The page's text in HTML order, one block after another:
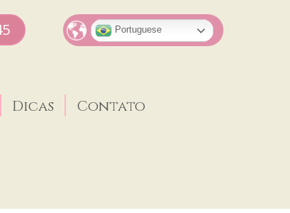
Portuguese
Dicas Contato